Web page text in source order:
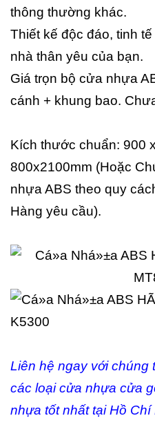
thông thường khác.
Thiết kế độc đáo, tinh
nhà thân yêu của bạn.
Giá trọn bộ cửa nhựa
cánh + khung bao.
Kích thước chuẩn: 900
800x2100mm (Hoặc
nhựa ABS theo quy
Hàng yêu cầu).
Liên hệ ngay với chúng
các loại cửa nhựa cửa
nhựa tốt nhất tại Hồ Chí